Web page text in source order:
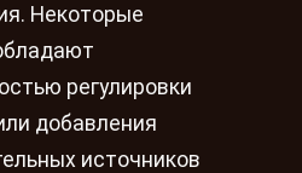
Некоторые
регулировки
добавления
источников